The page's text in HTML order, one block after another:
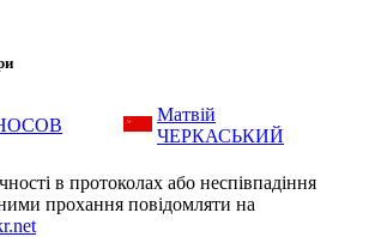
НОСОВ
Матвій
ЧЕРКАСЬКИЙ
в протоколах або неспівпадіння
прохання повідомляти на